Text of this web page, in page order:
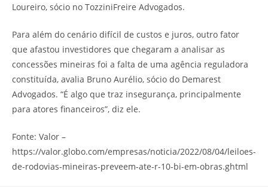
Loureiro, sócio no TozziniFreire Advogados.
Para além do cenário difícil de custos e juros, outro fator
que afastou investidores que chegaram a analisar as
concessões mineiras foi a falta de uma agência reguladora
constituída, avalia Bruno Aurélio, sócio do Demarest
Advogados. “É algo que traz insegurança, principalmente
para atores financeiros”, diz ele.
Fonte: Valor –
https://valor.globo.com/empresas/noticia/2022/08/04/leiloes-
de-rodovias-mineiras-preveem-ate-r-10-bi-em-obras.ghtml